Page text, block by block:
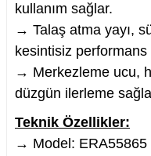
ve Lehim Teli
kullanım sağlar.
→ Talaş atma yayı,
kesintisiz performans
→ Merkezleme ucu,
düzgün ilerleme
Teknik Özellikler:
→ Model: ERA55865